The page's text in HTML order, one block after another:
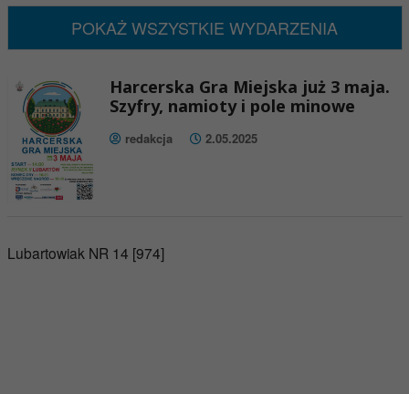
POKAŻ WSZYSTKIE WYDARZENIA
Harcerska Gra Miejska już 3 maja.
Szyfry, namioty i pole minowe
redakcja 2.05.2025
Lubartowiak NR 14 [974]